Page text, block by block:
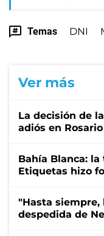
Temas DNI
Ver más
La decisión de
adiós en
Bahía Blanca:
Etiquetas hizo
"Hasta siempre,
despedida de